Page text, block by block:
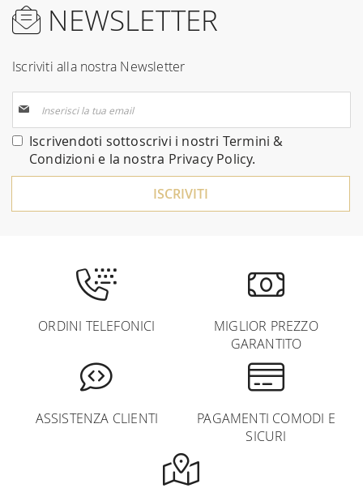
NEWSLETTER
Iscriviti alla nostra Newsletter
alla
nostra
Newsletter:
Iscrivendoti sottoscrivi i nostri Termini &
Condizioni e la nostra Privacy Policy.
ISCRIVITI
ORDINI TELEFONICI
MIGLIOR PREZZO
GARANTITO
ASSISTENZA CLIENTI
PAGAMENTI COMODI E
SICURI